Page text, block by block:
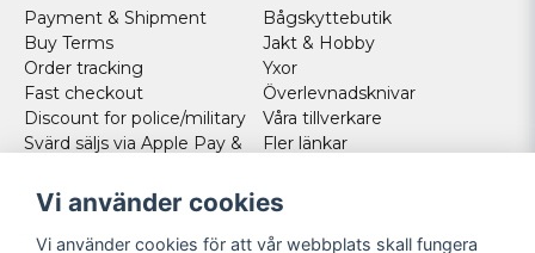
Payment & Shipment
Buy Terms
Order tracking
Fast checkout
Discount for police/military
Svärd säljs via Apple Pay &
Norweigan customers
Cookies
Bågskyttebutik
Jakt & Hobby
Yxor
Överlevnadsknivar
Våra tillverkare
Fler länkar
Vi använder cookies
Vi använder cookies för att vår webbplats skall fungera